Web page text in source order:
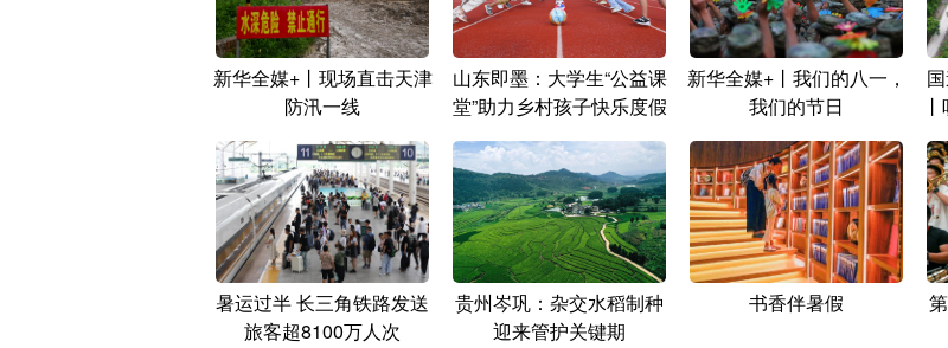
新华全媒+丨现场直击天津
防汛一线
山东即墨：大学生“公益课
堂”助力乡村孩子快乐度假
新华全媒+丨我们的八一，
我们的节日
暑运过半 长三角铁路发送
旅客超8100万人次
贵州岑巩：杂交水稻制种
迎来管护关键期
书香伴暑假